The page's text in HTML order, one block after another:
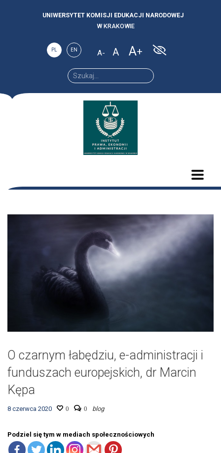
UNIWERSYTET KOMISJI EDUKACJI NARODOWEJ
W KRAKOWIE
PL EN
A
A
font
size.
A
font
size.
O czarnym łabędziu, e-administracji i
funduszach europejskich, dr Marcin
Kępa
8 czerwca 2020 0 0 blog
Podziel się tym w mediach społecznościowych